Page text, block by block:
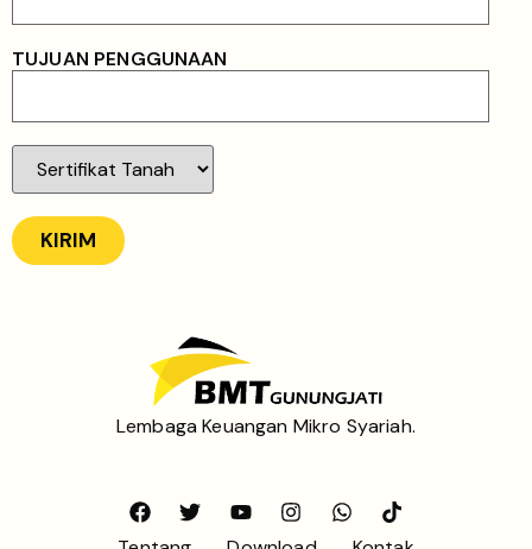
TUJUAN PENGGUNAAN
Lembaga Keuangan Mikro Syariah.